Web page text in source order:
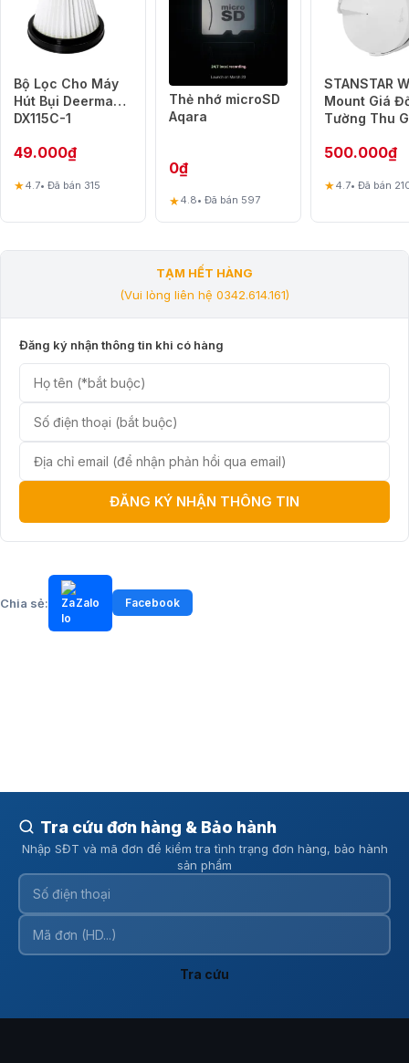
TẠM HẾT HÀNG
(Vui lòng liên hệ 0342.614.161)
Đăng ký nhận thông tin khi có hàng
ĐĂNG KÝ NHẬN THÔNG TIN
Chia sẻ: Zalo Facebook
Bộ Lọc Cho Máy
Hút Bụi Deerma
DX115C-1
49.000₫
★4.7• Đã bán 315
Thẻ nhớ microSD
Aqara
0₫
★4.8• Đã bán 597
STANSTAR
Mount Giá
Tường Thu
Deco M5 –
500.000₫
★4.7• Đã bán
Tra cứu đơn hàng & Bảo hành
Nhập SĐT và mã đơn để kiểm tra tình trạng đơn hàng, bảo hành
sản phẩm
Tra cứu